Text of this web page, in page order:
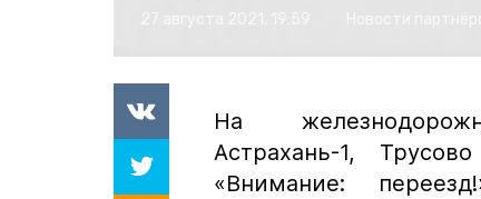
На
Астрахань-1,
«Внимание: